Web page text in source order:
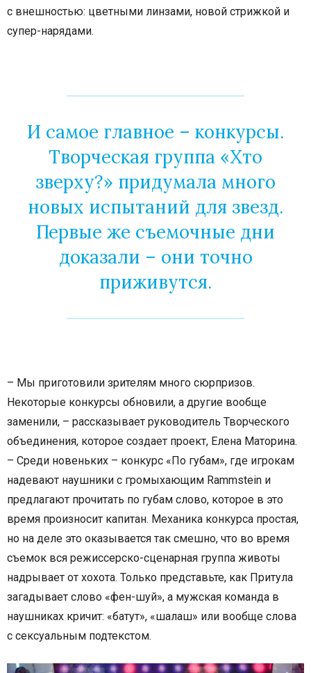
с внешностью: цветными линзами, новой стрижкой и
супер-нарядами.
И самое главное – конкурсы.
Творческая группа «Хто
зверху?» придумала много
новых испытаний для звезд.
Первые же съемочные дни
доказали – они точно
приживутся.
– Мы приготовили зрителям много сюрпризов.
Некоторые конкурсы обновили, а другие вообще
заменили, – рассказывает руководитель Творческого
объединения, которое создает проект, Елена Маторина.
– Среди новеньких – конкурс «По губам», где игрокам
надевают наушники с громыхающим Rammstein и
предлагают прочитать по губам слово, которое в это
время произносит капитан. Механика конкурса простая,
но на деле это оказывается так смешно, что во время
съемок вся режиссерско-сценарная группа животы
надрывает от хохота. Только представьте, как Притула
загадывает слово «фен-шуй», а мужская команда в
наушниках кричит: «батут», «шалаш» или вообще слова
с сексуальным подтекстом.